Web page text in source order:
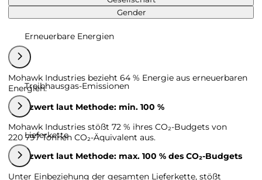
Gender
Erneuerbare Energien
Mohawk Industries bezieht 64 % Energie aus erneuerbaren
Energien.
Grenzwert laut Methode: min. 100 %
Treibhausgas-Emissionen
Mohawk Industries stößt 72 % ihres CO₂-Budgets von
220 797 Tonnen CO₂-Äquivalent aus.
Grenzwert laut Methode: max. 100 % des CO₂-Budgets
Lieferkette
Unter Einbeziehung der gesamten Lieferkette, stößt